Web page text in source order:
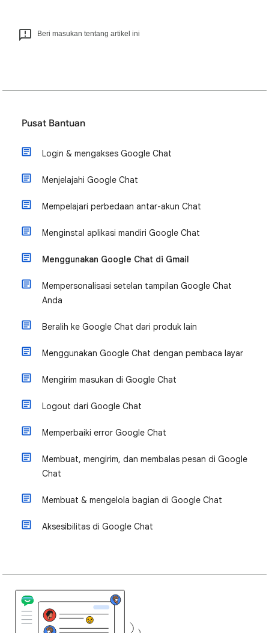
Beri masukan tentang artikel ini
Pusat Bantuan
Login & mengakses Google Chat
Menjelajahi Google Chat
Mempelajari perbedaan antar-akun Chat
Menginstal aplikasi mandiri Google Chat
Menggunakan Google Chat di Gmail
Mempersonalisasi setelan tampilan Google Chat
Anda
Beralih ke Google Chat dari produk lain
Menggunakan Google Chat dengan pembaca layar
Mengirim masukan di Google Chat
Logout dari Google Chat
Memperbaiki error Google Chat
Membuat, mengirim, dan membalas pesan di Google
Chat
Membuat & mengelola bagian di Google Chat
Aksesibilitas di Google Chat